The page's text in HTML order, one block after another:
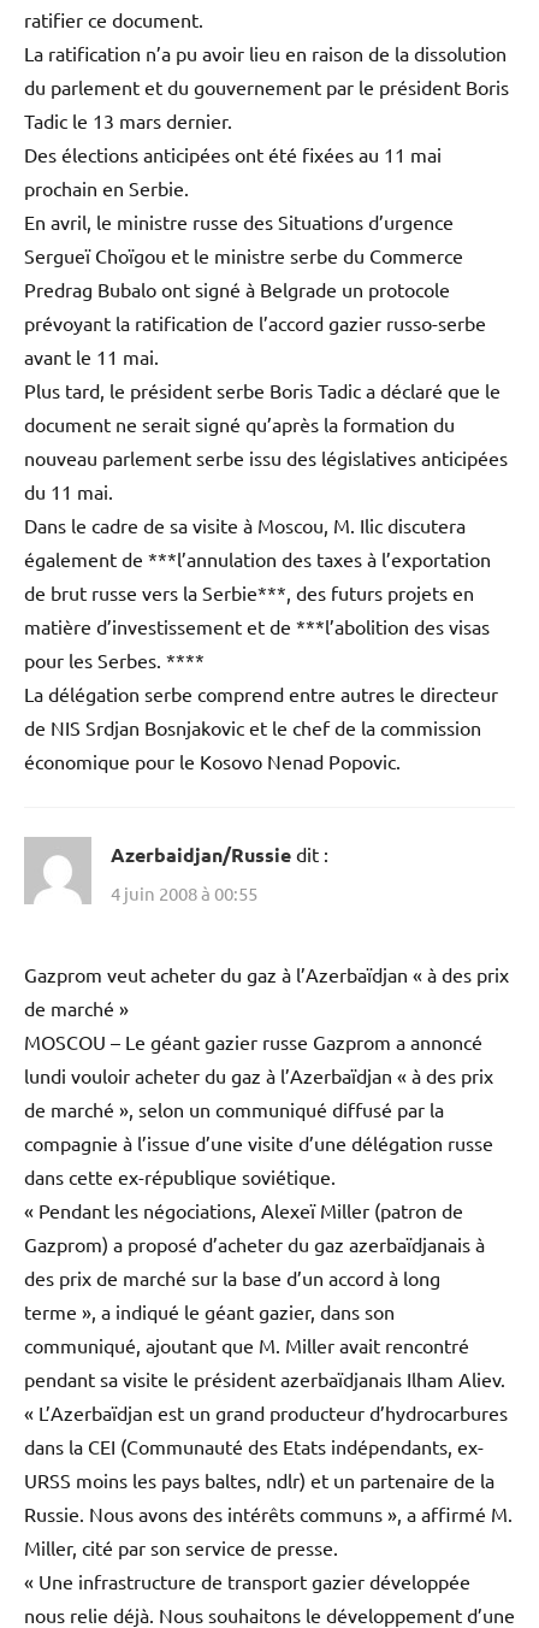
ratifier ce document.
La ratification n’a pu avoir lieu en raison de la dissolution
du parlement et du gouvernement par le président Boris
Tadic le 13 mars dernier.
Des élections anticipées ont été fixées au 11 mai
prochain en Serbie.
En avril, le ministre russe des Situations d’urgence
Sergueï Choïgou et le ministre serbe du Commerce
Predrag Bubalo ont signé à Belgrade un protocole
prévoyant la ratification de l’accord gazier russo-serbe
avant le 11 mai.
Plus tard, le président serbe Boris Tadic a déclaré que le
document ne serait signé qu’après la formation du
nouveau parlement serbe issu des législatives anticipées
du 11 mai.
Dans le cadre de sa visite à Moscou, M. Ilic discutera
également de ***l’annulation des taxes à l’exportation
de brut russe vers la Serbie***, des futurs projets en
matière d’investissement et de ***l’abolition des visas
pour les Serbes. ****
La délégation serbe comprend entre autres le directeur
de NIS Srdjan Bosnjakovic et le chef de la commission
économique pour le Kosovo Nenad Popovic.
Azerbaidjan/Russie dit :
4 juin 2008 à 00:55
Gazprom veut acheter du gaz à l’Azerbaïdjan « à des prix
de marché »
MOSCOU – Le géant gazier russe Gazprom a annoncé
lundi vouloir acheter du gaz à l’Azerbaïdjan « à des prix
de marché », selon un communiqué diffusé par la
compagnie à l’issue d’une visite d’une délégation russe
dans cette ex-république soviétique.
« Pendant les négociations, Alexeï Miller (patron de
Gazprom) a proposé d’acheter du gaz azerbaïdjanais à
des prix de marché sur la base d’un accord à long
terme », a indiqué le géant gazier, dans son
communiqué, ajoutant que M. Miller avait rencontré
pendant sa visite le président azerbaïdjanais Ilham Aliev.
« L’Azerbaïdjan est un grand producteur d’hydrocarbures
dans la CEI (Communauté des Etats indépendants, ex-
URSS moins les pays baltes, ndlr) et un partenaire de la
Russie. Nous avons des intérêts communs », a affirmé M.
Miller, cité par son service de presse.
« Une infrastructure de transport gazier développée
nous relie déjà. Nous souhaitons le développement d’une